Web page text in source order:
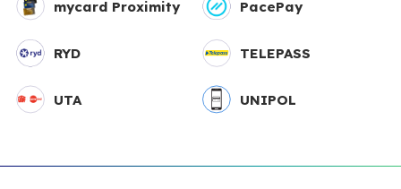
mycard Proximity PacePay
RYD TELEPASS
UTA UNIPOL